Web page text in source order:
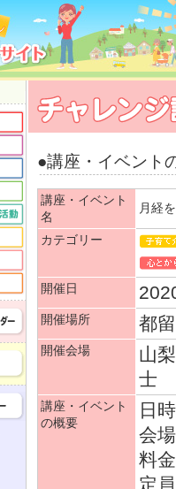
●講座・イベント
講座・イベント
名
月経
カテゴリー
開催日
開催場所 都
開催会場
山
士
講座・イベント
の概要
日
会
料
定